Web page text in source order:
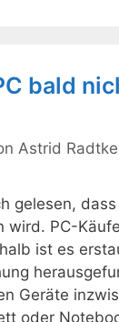
bald
Astrid Radtke
gelesen,
wird. PC-
ist es
Geräte
oder